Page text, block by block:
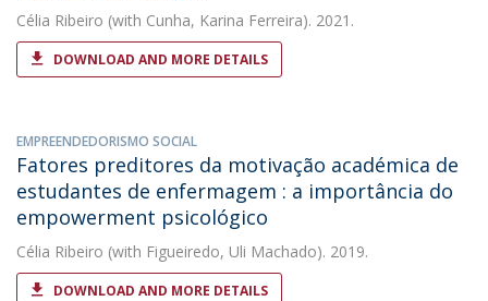
Célia Ribeiro (with Cunha, Karina Ferreira). 2021.
DOWNLOAD AND MORE DETAILS
EMPREENDEDORISMO SOCIAL
Fatores preditores da motivação académica de
estudantes de enfermagem : a importância do
empowerment psicológico
Célia Ribeiro (with Figueiredo, Uli Machado). 2019.
DOWNLOAD AND MORE DETAILS